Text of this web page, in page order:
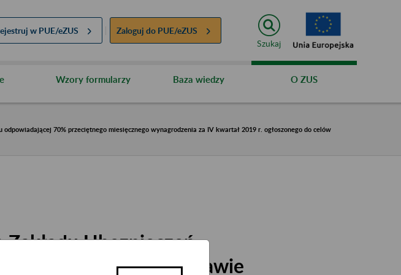
w PUE/eZUS Zaloguj do PUE/eZUS
Szukaj
Wzory formularzy Baza wiedzy O ZUS
70% przeciętnego miesięcznego wynagrodzenia za IV kwartał 2019 r. ogłoszonego do celów
Ubezpieczeń
14 lutego 2020 r. w sprawie